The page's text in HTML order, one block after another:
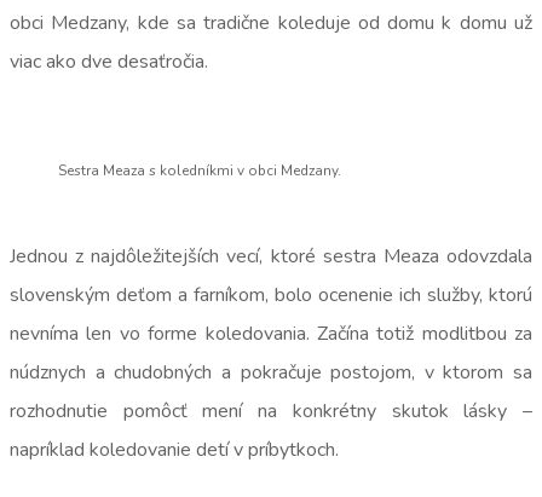
obci Medzany, kde sa tradične koleduje od domu k domu už
viac ako dve desaťročia.
Sestra Meaza s koledníkmi v obci Medzany.
Jednou z najdôležitejších vecí, ktoré sestra Meaza odovzdala
slovenským deťom a farníkom, bolo ocenenie ich služby, ktorú
nevníma len vo forme koledovania. Začína totiž modlitbou za
núdznych a chudobných a pokračuje postojom, v ktorom sa
rozhodnutie pomôcť mení na konkrétny skutok lásky –
napríklad koledovanie detí v príbytkoch.